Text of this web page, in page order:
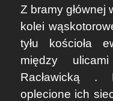
Z bramy głównej
kolei
tyłu kościoła
między
Racławicką .
oplecione ich